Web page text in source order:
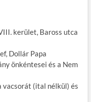
kerület, Baross utca
Dollár Papa
önkéntesei és a Nem
vacsorát (ital nélkül) és